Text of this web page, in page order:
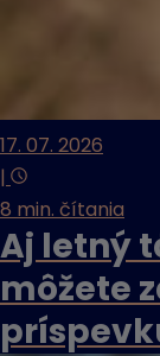
17. 07. 2026
|
8 min. čítania
Aj letný
môžete